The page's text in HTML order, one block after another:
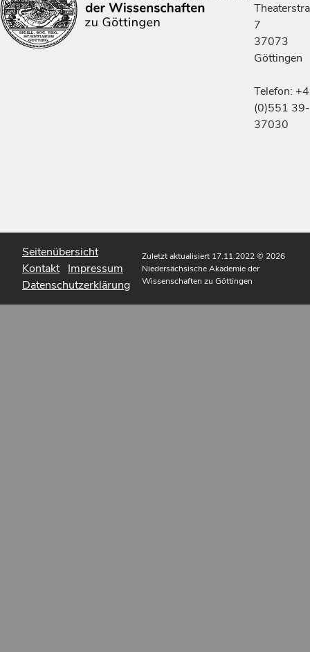
7
37073
Göttingen
Telefon:
(0)551 39-
37030
Seitenübersicht
Kontakt Impressum
Datenschutzerklärung
Zuletzt aktualisiert 17.11.2022© 2026
Niedersächsische Akademie der
Wissenschaften zu Göttingen